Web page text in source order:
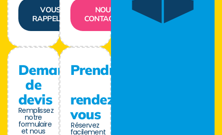
VOUS
RAPPELER
Demande
de
devis
Remplissez
notre
formulaire
et nous
NOUS
CONTACTER
Prendre
rendez-
vous
Réservez
facilement